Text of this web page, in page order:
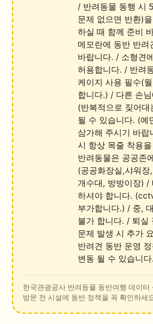
/ 반려동물 동행 시
문제 없으면 반환)
하실 때 함께 준비
메모란에 동반 반려
바랍니다. / 소형견
허용합니다. / 반려
케이지 사용 필수(
합니다.) / 다른 손
(반복적으로 짖어대
될 수 있습니다. (예
삼가해 주시기 바랍
시 항상 목줄 착용
반려동물은 공공존
(공공화장실,샤워
개수대, 방방이장) /
하셔야 합니다.
부가합니다.) / 중,
불가 합니다. / 퇴실
문제 발생 시 추가
반려견 동반 운영
변동 될 수 있습니다.
한국관광공사 반려동물 동반여행 데이터
방문 전 시설에 동반 정책을 꼭 확인하세